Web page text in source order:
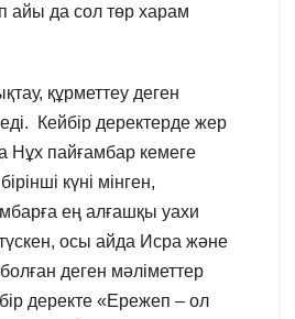
айы да сол төр харам
құрметтеу деген
Кейбір деректерде жер
Нұх пайғамбар кемеге
күні мінген,
ең алғашқы уахи
осы айда Исра және
деген мәліметтер
деректе «Ережеп – ол